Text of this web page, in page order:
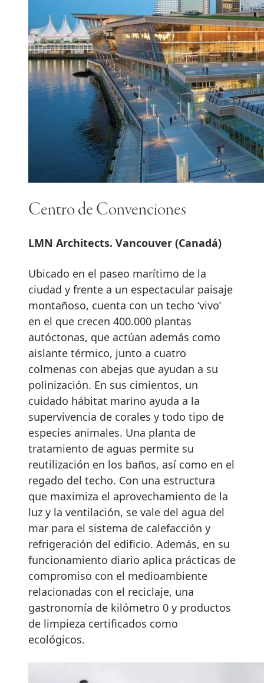
Centro de Convenciones
LMN Architects. Vancouver (Canadá)
Ubicado en el paseo marítimo de la
ciudad y frente a un espectacular paisaje
montañoso, cuenta con un techo ‘vivo’
en el que crecen 400.000 plantas
autóctonas, que actúan además como
aislante térmico, junto a cuatro
colmenas con abejas que ayudan a su
polinización. En sus cimientos, un
cuidado hábitat marino ayuda a la
supervivencia de corales y todo tipo de
especies animales. Una planta de
tratamiento de aguas permite su
reutilización en los baños, así como en el
regado del techo. Con una estructura
que maximiza el aprovechamiento de la
luz y la ventilación, se vale del agua del
mar para el sistema de calefacción y
refrigeración del edificio. Además, en su
funcionamiento diario aplica prácticas de
compromiso con el medioambiente
relacionadas con el reciclaje, una
gastronomía de kilómetro 0 y productos
de limpieza certificados como
ecológicos.